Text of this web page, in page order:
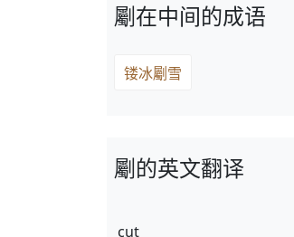
劚在中间的成语
镂冰劚雪
劚的英文翻译
cut